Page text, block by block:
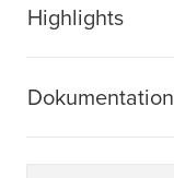
Highlights
Dokumentation